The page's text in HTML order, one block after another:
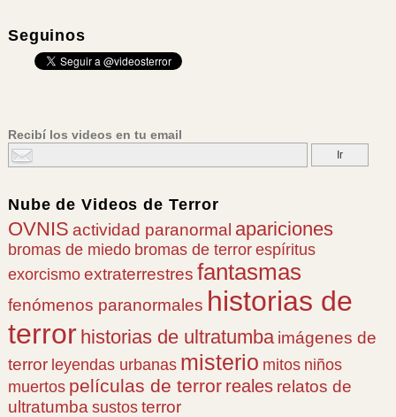
Seguinos
Recibí los videos en tu email
Nube deVideos de Terror
OVNIS actividad paranormal apariciones
bromas de miedo bromas de terror espíritus
exorcismo extraterrestres fantasmas
fenómenos paranormales historias de
terror historias de ultratumba imágenes de
terror leyendas urbanas misterio mitos niños
muertos películas de terror reales relatos de
ultratumba sustos terror